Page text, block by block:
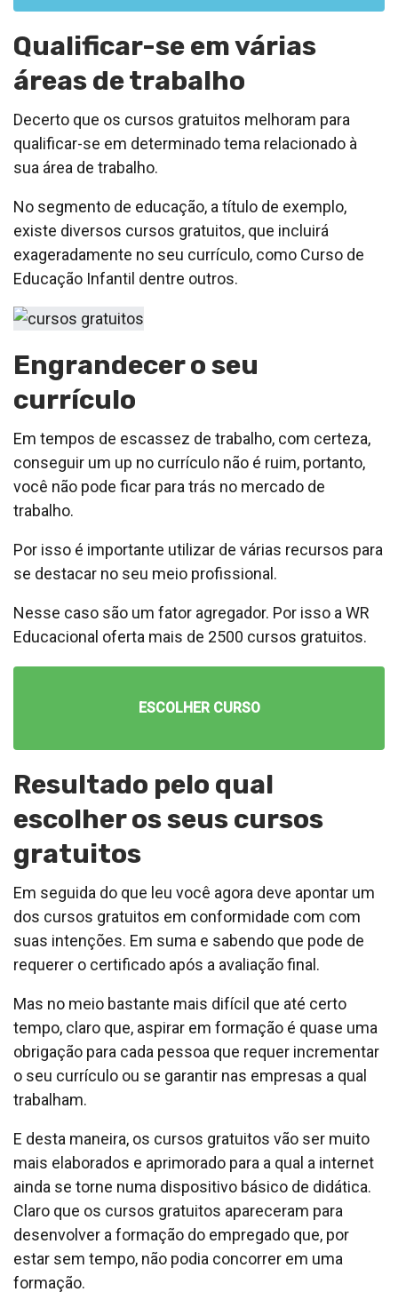
Qualificar-se em várias
áreas de trabalho
Decerto que os cursos gratuitos melhoram para
qualificar-se em determinado tema relacionado à
sua área de trabalho.
No segmento de educação, a título de exemplo,
existe diversos cursos gratuitos, que incluirá
exageradamente no seu currículo, como Curso de
Educação Infantil dentre outros.
Engrandecer o seu
currículo
Em tempos de escassez de trabalho, com certeza,
conseguir um up no currículo não é ruim, portanto,
você não pode ficar para trás no mercado de
trabalho.
Por isso é importante utilizar de várias recursos para
se destacar no seu meio profissional.
Nesse caso são um fator agregador. Por isso a WR
Educacional oferta mais de 2500 cursos gratuitos.
ESCOLHER CURSO
Resultado pelo qual
escolher os seus cursos
gratuitos
Em seguida do que leu você agora deve apontar um
dos cursos gratuitos em conformidade com com
suas intenções. Em suma e sabendo que pode de
requerer o certificado após a avaliação final.
Mas no meio bastante mais difícil que até certo
tempo, claro que, aspirar em formação é quase uma
obrigação para cada pessoa que requer incrementar
o seu currículo ou se garantir nas empresas a qual
trabalham.
E desta maneira, os cursos gratuitos vão ser muito
mais elaborados e aprimorado para a qual a internet
ainda se torne numa dispositivo básico de didática.
Claro que os cursos gratuitos apareceram para
desenvolver a formação do empregado que, por
estar sem tempo, não podia concorrer em uma
formação.